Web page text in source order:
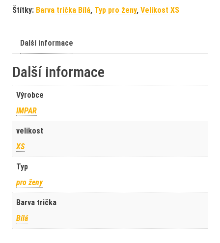
Štítky: Barva trička Bílá, Typ pro ženy, Velikost XS
Další informace
Další informace
Výrobce
IMPAR
velikost
XS
Typ
pro ženy
Barva trička
Bílá